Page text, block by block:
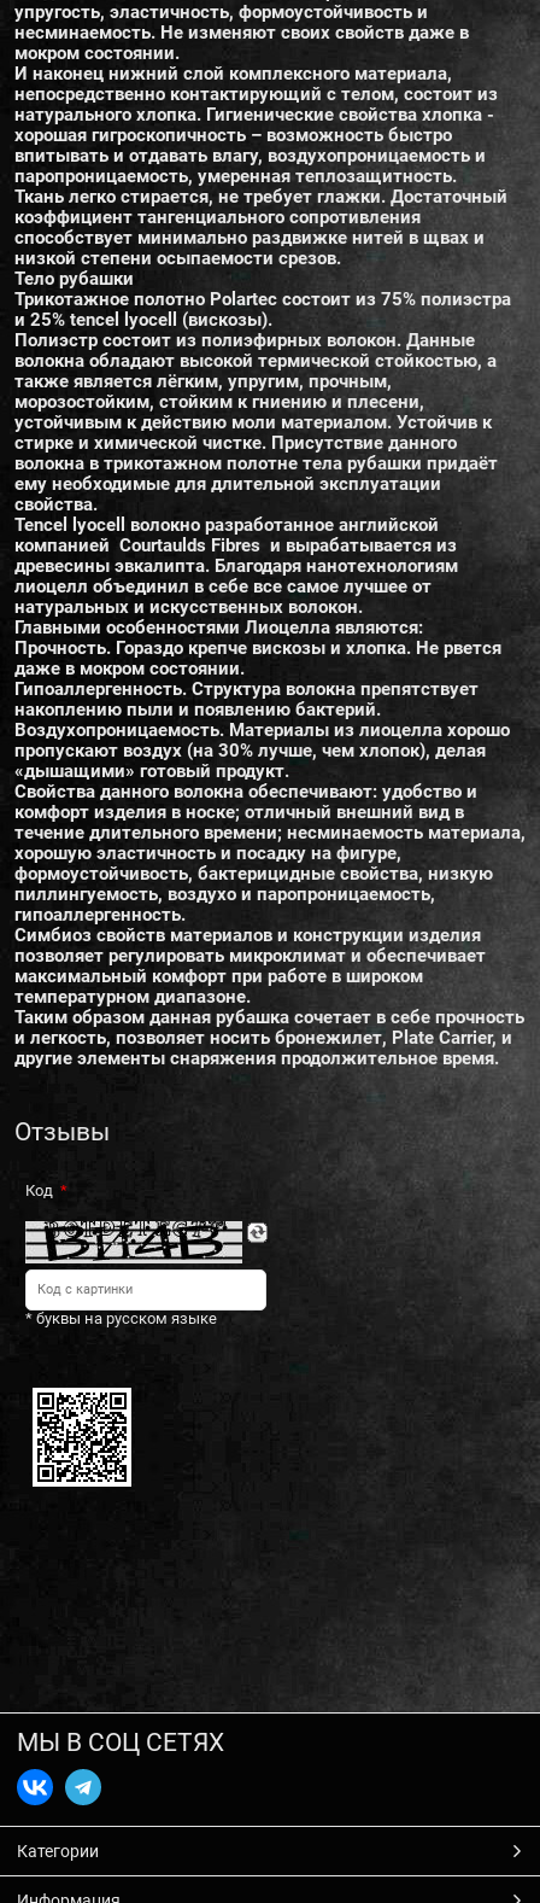
упругость, эластичность, формоустойчивость и
несминаемость. Не изменяют своих свойств даже в
мокром состоянии.
И наконец нижний слой комплексного материала,
непосредственно контактирующий с телом, состоит из
натурального хлопка. Гигиенические свойства хлопка -
хорошая гигроскопичность – возможность быстро
впитывать и отдавать влагу, воздухопроницаемость и
паропроницаемость, умеренная теплозащитность.
Ткань легко стирается, не требует глажки. Достаточный
коэффициент тангенциального сопротивления
способствует минимально раздвижке нитей в щвах и
низкой степени осыпаемости срезов.
Тело рубашки
Трикотажное полотно Polartec состоит из 75% полиэстра
и 25% tencel lyocell (вискозы).
Полиэстр состоит из полиэфирных волокон. Данные
волокна обладают высокой термической стойкостью, а
также является лёгким, упругим, прочным,
морозостойким, стойким к гниению и плесени,
устойчивым к действию моли материалом. Устойчив к
стирке и химической чистке. Присутствие данного
волокна в трикотажном полотне тела рубашки придаёт
ему необходимые для длительной эксплуатации
свойства.
Tencel lyocell волокно разработанное английской
компанией Courtaulds Fibres и вырабатывается из
древесины эвкалипта. Благодаря нанотехнологиям
лиоцелл объединил в себе все самое лучшее от
натуральных и искусственных волокон.
Главными особенностями Лиоцелла являются:
Прочность. Гораздо крепче вискозы и хлопка. Не рвется
даже в мокром состоянии.
Гипоаллергенность. Структура волокна препятствует
накоплению пыли и появлению бактерий.
Воздухопроницаемость. Материалы из лиоцелла хорошо
пропускают воздух (на 30% лучше, чем хлопок), делая
«дышащими» готовый продукт.
Свойства данного волокна обеспечивают: удобство и
комфорт изделия в носке; отличный внешний вид в
течение длительного времени; несминаемость материала,
хорошую эластичность и посадку на фигуре,
формоустойчивость, бактерицидные свойства, низкую
пиллингуемость, воздухо и паропроницаемость,
гипоаллергенность.
Симбиоз свойств материалов и конструкции изделия
позволяет регулировать микроклимат и обеспечивает
максимальный комфорт при работе в широком
температурном диапазоне.
Таким образом данная рубашка сочетает в себе прочность
и легкость, позволяет носить бронежилет, Plate Carrier, и
другие элементы снаряжения продолжительное время.
Отзывы
Код
* буквы на русском языке
МЫ В СОЦ СЕТЯХ
Категории